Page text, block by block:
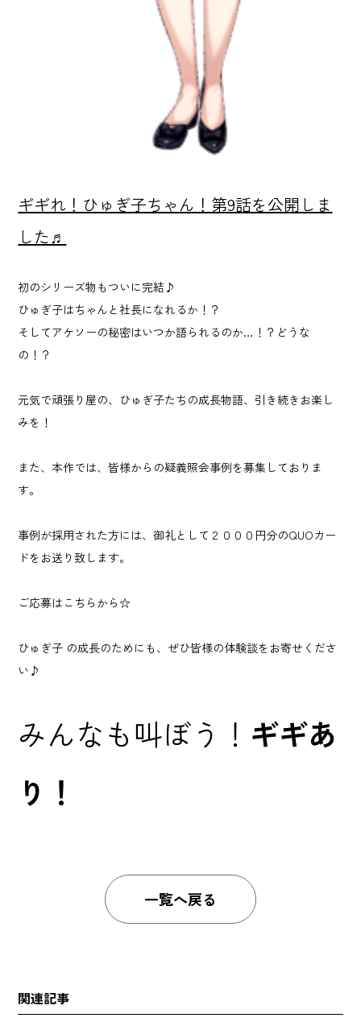
ギギれ！ひゅぎ子ちゃん！第9話を公開しま
した♬
初のシリーズ物もついに完結♪
ひゅぎ子はちゃんと社長になれるか！？
そしてアケソーの秘密はいつか語られるのか…！？どうな
の！？
元気で頑張り屋の、ひゅぎ子たちの成長物語、引き続きお楽し
みを！
また、本作では、皆様からの疑義照会事例を募集しておりま
す。
事例が採用された方には、御礼として２０００円分のQUOカー
ドをお送り致します。
ご応募はこちらから☆
ひゅぎ子 の成長のためにも、ぜひ皆様の体験談をお寄せくださ
い♪
みんなも叫ぼう！ ギギあ
り！
一覧へ戻る
関連記事